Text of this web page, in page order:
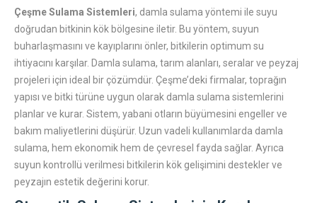
Çeşme Sulama Sistemleri, damla sulama yöntemi ile suyu
doğrudan bitkinin kök bölgesine iletir. Bu yöntem, suyun
buharlaşmasını ve kayıplarını önler, bitkilerin optimum su
ihtiyacını karşılar. Damla sulama, tarım alanları, seralar ve peyzaj
projeleri için ideal bir çözümdür. Çeşme’deki firmalar, toprağın
yapısı ve bitki türüne uygun olarak damla sulama sistemlerini
planlar ve kurar. Sistem, yabani otların büyümesini engeller ve
bakım maliyetlerini düşürür. Uzun vadeli kullanımlarda damla
sulama, hem ekonomik hem de çevresel fayda sağlar. Ayrıca
suyun kontrollü verilmesi bitkilerin kök gelişimini destekler ve
peyzajın estetik değerini korur.